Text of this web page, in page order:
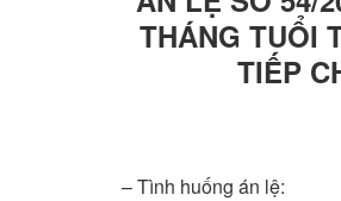
THÁNG TUỔI
TIẾP
– Tình huống án lệ: